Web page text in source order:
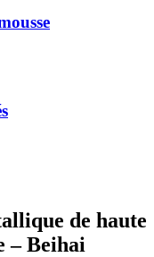
de haute
– Beihai